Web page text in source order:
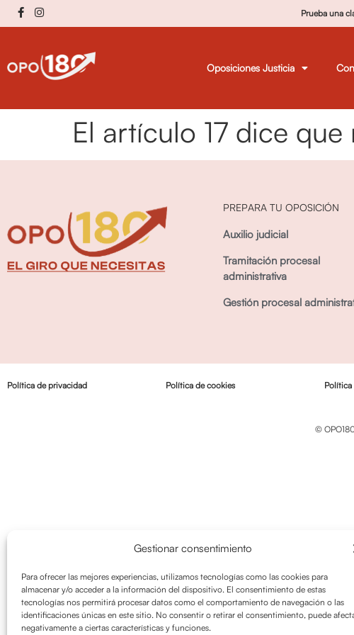
Gestionar consentimiento
Para ofrecer las mejores experiencias, utilizamos tecnologías como las cookies para
almacenar y/o acceder a la información del dispositivo. El consentimiento de estas
tecnologías nos permitirá procesar datos como el comportamiento de navegación o las
identificaciones únicas en este sitio. No consentir o retirar el consentimiento, puede
negativamente a ciertas características y funciones.
Prueba una
Oposiciones Justicia
El artículo 17 dice
PREPARA TU OPOSICIÓN
Auxilio judicial
Tramitación procesal
administrativa
Gestión procesal
Política de privacidad Política de cookies Política
©